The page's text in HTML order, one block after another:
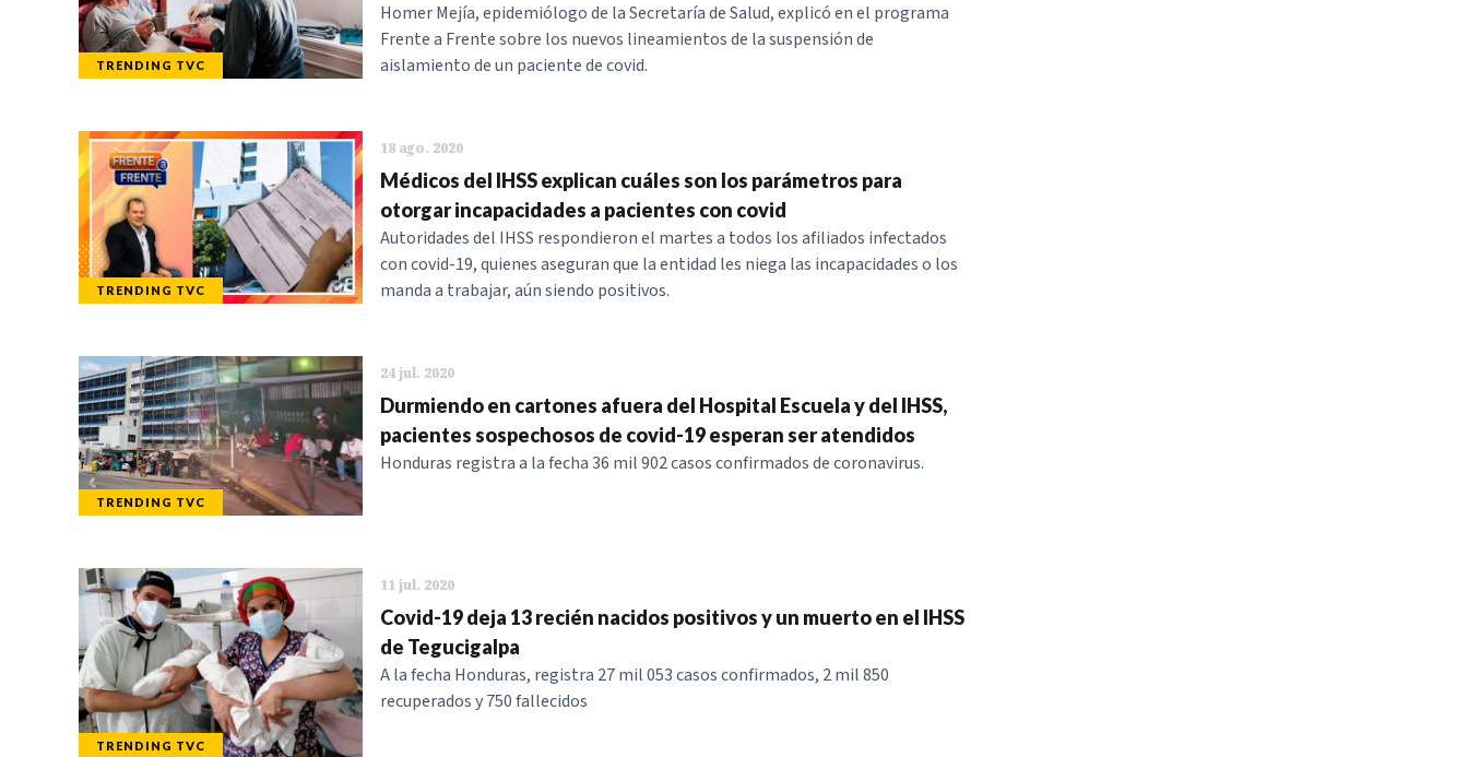
TRENDING TVC
Homer Mejía, epidemiólogo de la Secretaría de Salud, explicó en el programa
Frente a Frente sobre los nuevos lineamientos de la suspensión de
aislamiento de un paciente de covid.
TRENDING TVC
18 ago. 2020
Médicos del IHSS explican cuáles son los parámetros para
otorgar incapacidades a pacientes con covid
Autoridades del IHSS respondieron el martes a todos los afiliados infectados
con covid-19, quienes aseguran que la entidad les niega las incapacidades o los
manda a trabajar, aún siendo positivos.
TRENDING TVC
24 jul. 2020
Durmiendo en cartones afuera del Hospital Escuela y del IHSS,
pacientes sospechosos de covid-19 esperan ser atendidos
Honduras registra a la fecha 36 mil 902 casos confirmados de coronavirus.
TRENDING TVC
11 jul. 2020
Covid-19 deja 13 recién nacidos positivos y un muerto en el IHSS
de Tegucigalpa
A la fecha Honduras, registra 27 mil 053 casos confirmados, 2 mil 850
recuperados y 750 fallecidos